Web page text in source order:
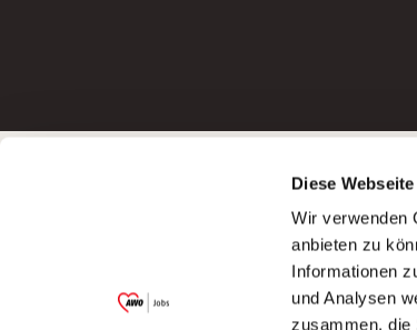
Diese
Wir verwenden
anbieten zu
Informationen
und Analysen
zusammen, die
Garitz Bewirtschaftungsbetriebe GmbH
(Ein Tochterunternehmen des AWO
Bezirksverbandes Unterfranken e.V.)